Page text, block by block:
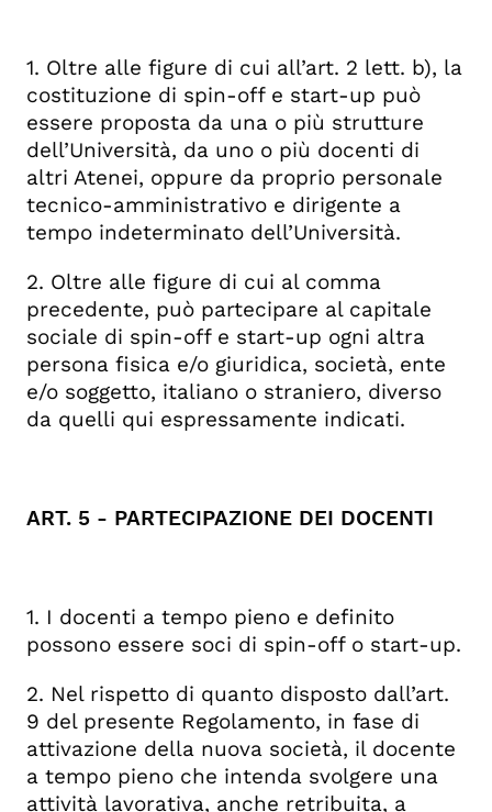
1. Oltre alle figure di cui all’art. 2 lett. b), la
costituzione di spin-off e start-up può
essere proposta da una o più strutture
dell’Università, da uno o più docenti di
altri Atenei, oppure da proprio personale
tecnico-amministrativo e dirigente a
tempo indeterminato dell’Università.
2. Oltre alle figure di cui al comma
precedente, può partecipare al capitale
sociale di spin-off e start-up ogni altra
persona fisica e/o giuridica, società, ente
e/o soggetto, italiano o straniero, diverso
da quelli qui espressamente indicati.
ART. 5 - PARTECIPAZIONE DEI DOCENTI
1. I docenti a tempo pieno e definito
possono essere soci di spin-off o start-up.
2. Nel rispetto di quanto disposto dall’art.
9 del presente Regolamento, in fase di
attivazione della nuova società, il docente
a tempo pieno che intenda svolgere una
attività lavorativa, anche retribuita, a